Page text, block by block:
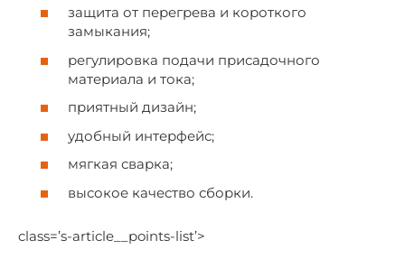
защита от перегрева и короткого
замыкания;
регулировка подачи присадочного
материала и тока;
приятный дизайн;
удобный интерфейс;
мягкая сварка;
высокое качество сборки.
class=’s-article__points-list’>